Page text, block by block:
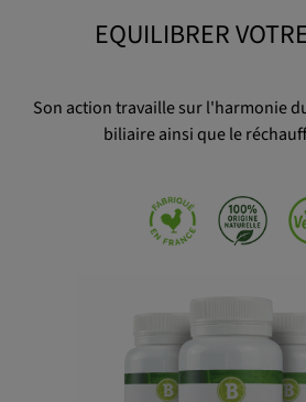
EQUILIBRER
Son action travaille sur l'harmonie
biliaire ainsi que le